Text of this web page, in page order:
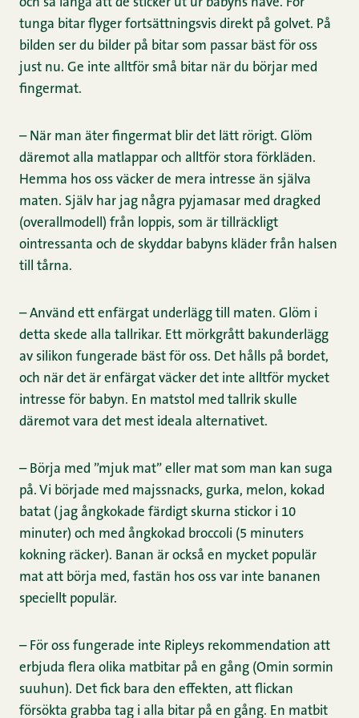
och så långa att de sticker ut ur babyns näve. För
tunga bitar flyger fortsättningsvis direkt på golvet. På
bilden ser du bilder på bitar som passar bäst för oss
just nu. Ge inte alltför små bitar när du börjar med
fingermat.
– När man äter fingermat blir det lätt rörigt. Glöm
däremot alla matlappar och alltför stora förkläden.
Hemma hos oss väcker de mera intresse än själva
maten. Själv har jag några pyjamasar med dragked
(overallmodell) från loppis, som är tillräckligt
ointressanta och de skyddar babyns kläder från halsen
till tårna.
– Använd ett enfärgat underlägg till maten. Glöm i
detta skede alla tallrikar. Ett mörkgrått bakunderlägg
av silikon fungerade bäst för oss. Det hålls på bordet,
och när det är enfärgat väcker det inte alltför mycket
intresse för babyn. En matstol med tallrik skulle
däremot vara det mest ideala alternativet.
– Börja med ”mjuk mat” eller mat som man kan suga
på. Vi började med majssnacks, gurka, melon, kokad
batat (jag ångkokade färdigt skurna stickor i 10
minuter) och med ångkokad broccoli (5 minuters
kokning räcker). Banan är också en mycket populär
mat att börja med, fastän hos oss var inte bananen
speciellt populär.
– För oss fungerade inte Ripleys rekommendation att
erbjuda flera olika matbitar på en gång (Omin sormin
suuhun). Det fick bara den effekten, att flickan
försökta grabba tag i alla bitar på en gång. En matbit